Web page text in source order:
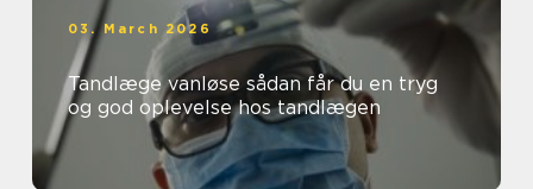
03. March 2026
Tandlæge vanløse sådan får du en tryg
og god oplevelse hos tandlægen